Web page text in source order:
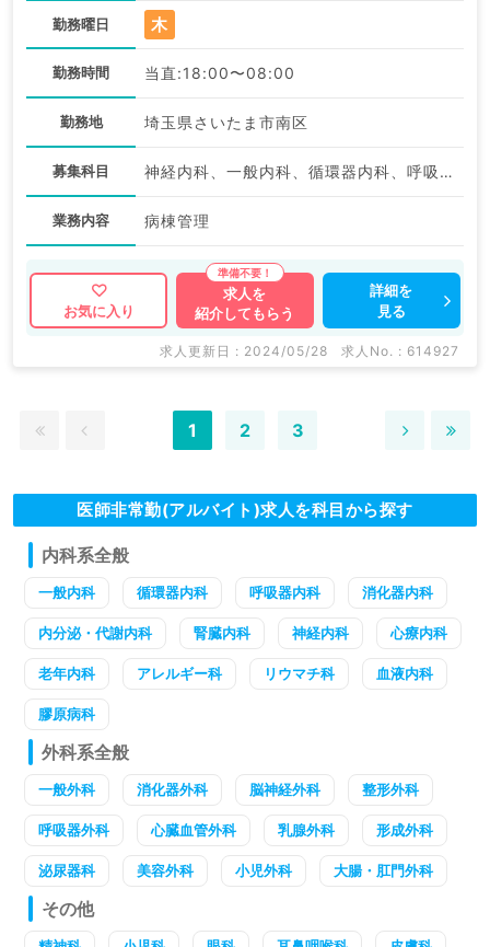
勤務曜日 木
勤務時間 当直:18:00〜08:00
勤務地 埼玉県さいたま市南区
募集科目 神経内科、一般内科、循環器内科、呼吸器内科、消化器内科、内分泌・代謝内科、腎臓内科、老年内科、血液内科、膠原病科
業務内容 病棟管理
お気に入り
求人を
紹介してもらう
詳細を
見る
求人更新日 : 2024/05/28 求人No. : 614927
1 2 3
医師非常勤(アルバイト)求人を科目から探す
内科系全般
一般内科 循環器内科 呼吸器内科 消化器内科
内分泌・代謝内科 腎臓内科 神経内科 心療内科
老年内科 アレルギー科 リウマチ科 血液内科
膠原病科
外科系全般
一般外科 消化器外科 脳神経外科 整形外科
呼吸器外科 心臓血管外科 乳腺外科 形成外科
泌尿器科 美容外科 小児外科 大腸・肛門外科
その他